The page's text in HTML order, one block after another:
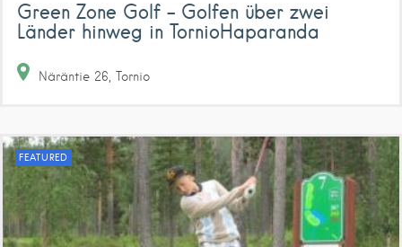
Green Zone Golf – Golfen über zwei
Länder hinweg in TornioHaparanda
Näräntie 26 Tornio
FEATURED